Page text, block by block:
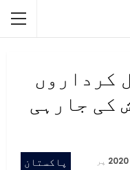
کرداروں
کی جارہی
پاکستان
پر